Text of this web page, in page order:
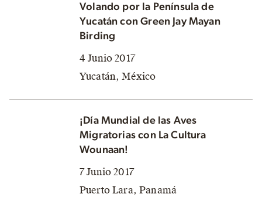
Volando por la Península de
Yucatán con Green Jay Mayan
Birding
4 Junio 2017
Yucatán, México
¡Día Mundial de las Aves
Migratorias con La Cultura
Wounaan!
7 Junio 2017
Puerto Lara, Panamá